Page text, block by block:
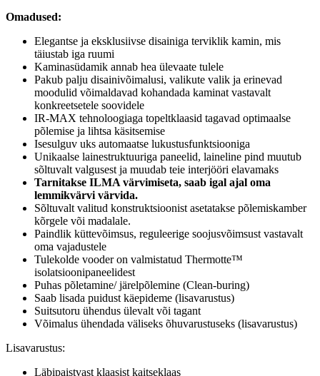
Omadused:
Elegantse ja eksklusiivse disainiga terviklik kamin, mis
täiustab iga ruumi
Kaminasüdamik annab hea ülevaate tulele
Pakub palju disainivõimalusi, valikute valik ja erinevad
moodulid võimaldavad kohandada kaminat vastavalt
konkreetsetele soovidele
IR-MAX tehnoloogiaga topeltklaasid tagavad optimaalse
põlemise ja lihtsa käsitsemise
Isesulguv uks automaatse lukustusfunktsiooniga
Unikaalse lainestruktuuriga paneelid, laineline pind muutub
sõltuvalt valgusest ja muudab teie interjööri elavamaks
Tarnitakse ILMA värvimiseta, saab igal ajal oma
lemmikvärvi värvida.
Sõltuvalt valitud konstruktsioonist asetatakse põlemiskamber
kõrgele või madalale.
Paindlik küttevõimsus, reguleerige soojusvõimsust vastavalt
oma vajadustele
Tulekolde vooder on valmistatud Thermotte™
isolatsioonipaneelidest
Puhas põletamine/ järelpõlemine (Clean-buring)
Saab lisada puidust käepideme (lisavarustus)
Suitsutoru ühendus ülevalt või tagant
Võimalus ühendada väliseks õhuvarustuseks (lisavarustus)
Lisavarustus:
Läbipaistvast klaasist kaitseklaas